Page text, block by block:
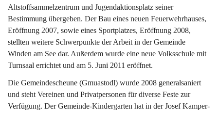
Altstoffsammelzentrum und Jugendaktionsplatz seiner
Bestimmung übergeben. Der Bau eines neuen Feuerwehrhauses,
Eröffnung 2007, sowie eines Sportplatzes, Eröffnung 2008,
stellten weitere Schwerpunkte der Arbeit in der Gemeinde
Winden am See dar. Außerdem wurde eine neue Volksschule mit
Turnsaal errichtet und am 5. Juni 2011 eröffnet.
Die Gemeindescheune (Gmuastodl) wurde 2008 generalsaniert
und steht Vereinen und Privatpersonen für diverse Feste zur
Verfügung. Der Gemeinde-Kindergarten hat in der Josef Kamper-